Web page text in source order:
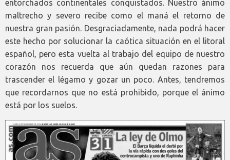
entorchados continentales conquistados. Nuestro ánimo
maltrecho y severo recibe como el maná el retorno de
nuestra gran pasión. Desgraciadamente, nada podrá hacer
este hecho por solucionar la caótica situación en el litoral
español, pero esta vuelta al trabajo del equipo de nuestro
corazón nos recuerda que aún quedan razones para
trascender el légamo y gozar un poco. Antes, tendremos
que recordarnos que no está prohibido, porque el ánimo
está por los suelos.